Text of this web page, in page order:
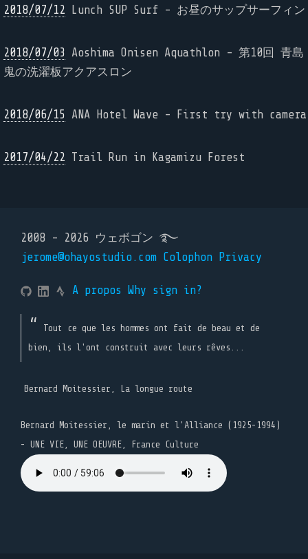
2018/07/12 Lunch SUP Surf - お昼のサップサーフィン
2018/07/03 Aoshima Onisen Aquathlon - 第10回 青島
鬼の洗濯板アクアスロン
2018/06/15 ANA Hotel Wave - First try with camera
2017/04/22 Trail Run in Kagamizu Forest
2008 - 2026 ウェボゴン ࿐
jerome@ohayostudio.com Colophon Privacy
A propos Why sign in?
Tout ce que les hommes ont fait de beau et de
bien, ils l'ont construit avec leurs rêves...
Bernard Moitessier, La longue route
Bernard Moitessier, le marin et l’Alliance (1925-1994)
- UNE VIE, UNE OEUVRE, France Culture